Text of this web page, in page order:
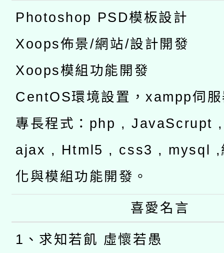
Photoshop PSD模板設計
Xoops佈景/網站/設計開發
Xoops模組功能開發
CentOS環境設置，xampp伺
專長程式：php , JavaScrupt
ajax , Html5 , css3 , mysql ,
化與模組功能開發。
喜愛名言
1、求知若飢 虛懷若愚